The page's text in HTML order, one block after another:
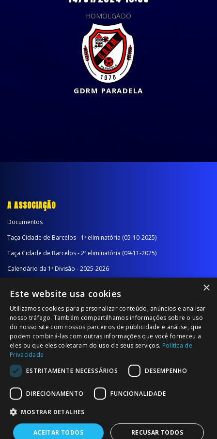
HOMOLGADO
GDRM PARADELA
A ASSOCIAÇÃO
Documentos
Taça Cidade de Barcelos - 1ª eliminatória (05-10-2025)
Taça Cidade de Barcelos - 2ª eliminatória (09-11-2025)
Calendário da 1ª Divisão - 2025-2026
Calendário da 2ª Divisão - Série B - 2025-2026
Calendário da Época
NOTÍCIAS/COMUNICADOS
Notícias
Comunicados
© 2026 Associação Futebol Popular Barcelos
×
Este website usa cookies
Utilizamos cookies para personalizar conteúdo, anúncios e analisar
nosso tráfego. Também compartilhamos informações sobre o uso
do nosso site com nossos parceiros de publicidade e análise, que
podem combiná-las com outras informações que você forneceu a
eles ou que eles coletaram do uso de seus serviços. Política de
Privacidade
ESTRITAMENTE NECESSÁRIOS
DESEMPENHO
DIRECIONAMENTO FUNCIONALIDADE
MOSTRAR DETALHES
ACEITAR TODOS RECUSAR TODOS